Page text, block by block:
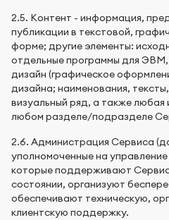
2.5. Контент - информация,
публикации в текстовой,
форме; другие элементы:
отдельные программы для
дизайн (графическое
дизайна; наименования,
визуальный ряд, а также
любом разделе/подразделе
2.6. Администрация Сервиса
уполномоченные на
которые поддерживают Сервис
состоянии, организуют
обеспечивают техническую,
клиентскую поддержку.